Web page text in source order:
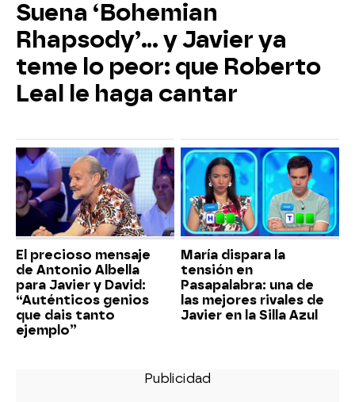
Suena ‘Bohemian
Rhapsody’... y Javier ya
teme lo peor: que Roberto
Leal le haga cantar
El precioso mensaje
de Antonio Albella
para Javier y David:
“Auténticos genios
que dais tanto
ejemplo”
María dispara la
tensión en
Pasapalabra: una de
las mejores rivales de
Javier en la Silla Azul